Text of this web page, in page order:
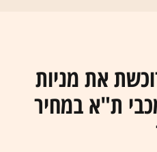
את מניות
ת"א במחיר